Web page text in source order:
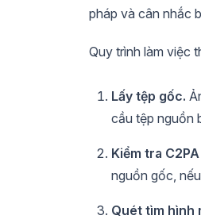
pháp và cân nhắc
Quy trình làm việc
Lấy tệp gốc.
cầu tệp nguồn
Kiểm tra
nguồn gốc,
Quét tìm hình